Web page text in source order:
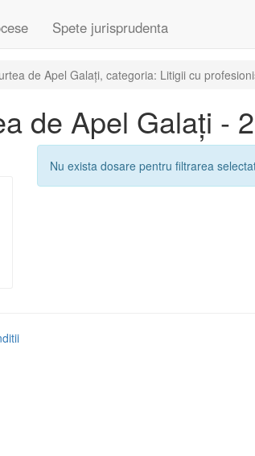
Spete jurisprudenta
de Apel Galați, categoria: Litigii cu
de Apel Galați -
Nu exista dosare pentru filtrarea